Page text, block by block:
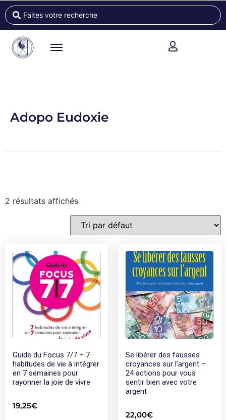
Adopo Eudoxie
2 résultats affichés
Guide du Focus 7/7 – 7
habitudes de vie à intégrer
en 7 semaines pour
rayonner la joie de vivre
19,25€
Se libérer des fausses
croyances sur l’argent –
24 actions pour vous
sentir bien avec votre
argent
22,00€